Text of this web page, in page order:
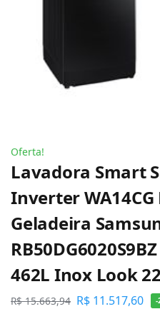
Oferta!
Lavadora Smart
Inverter WA14CG
Geladeira
462L Inox Look
R$15.663,94 R$ 11.517,60 -